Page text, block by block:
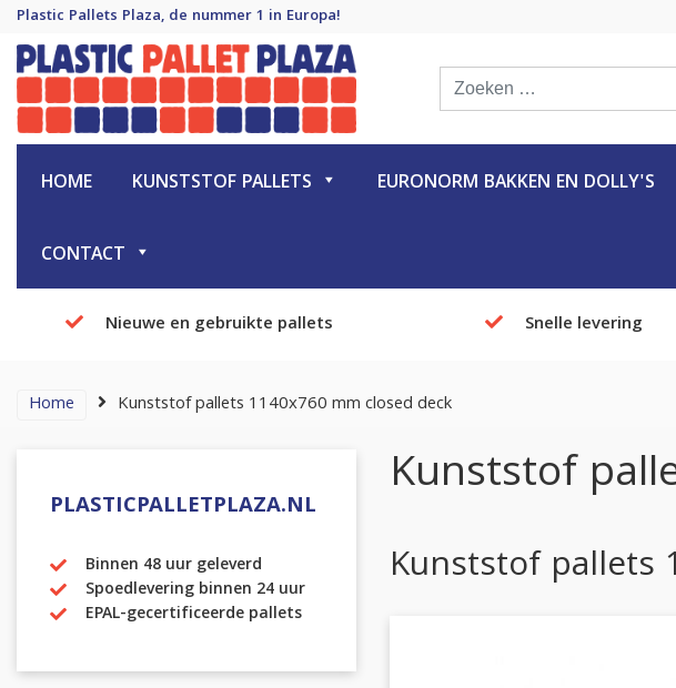
Plastic Pallets Plaza, de nummer 1 in Europa!
Plastic Pallet Plaza
Plastic Pallets Plaza, de nummer 1 in Europa!
HOME KUNSTSTOF PALLETS EURONORM BAKKEN EN DOLLY'S
CONTACT
Nieuwe en gebruikte pallets Snelle levering
Home Kunststof pallets 1140x760 mm closed deck
PLASTICPALLETPLAZA.NL
Binnen 48 uur geleverd
Spoedlevering binnen 24 uur
EPAL-gecertificeerde pallets
Kunststof
Kunststof pallets